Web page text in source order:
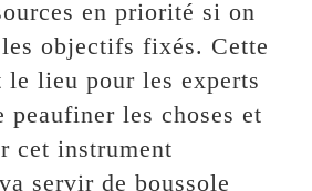
en priorité si on
objectifs fixés. Cette
le lieu pour les experts
peaufiner les choses et
cet instrument
servir de boussole